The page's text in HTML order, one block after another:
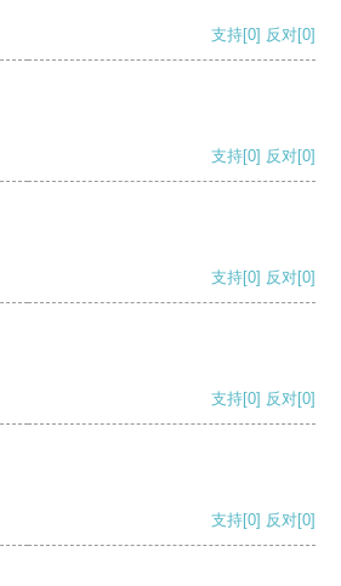
支持[0] 反对[0]
支持[0] 反对[0]
支持[0] 反对[0]
支持[0] 反对[0]
支持[0] 反对[0]